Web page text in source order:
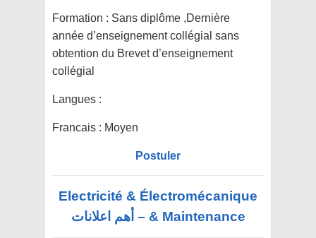
Formation : Sans diplôme ,Dernière
année d’enseignement collégial sans
obtention du Brevet d’enseignement
collégial
Langues :
Francais : Moyen
Postuler
Electricité & Électromécanique
& Maintenance – أهم اعلانات